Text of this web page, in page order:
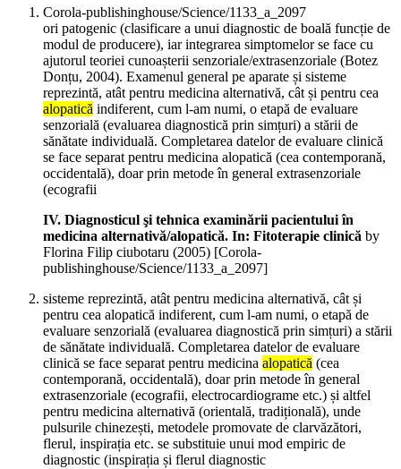
Corola-publishinghouse/Science/1133_a_2097
ori patogenic (clasificare a unui diagnostic de boală funcție de
modul de producere), iar integrarea simptomelor se face cu
ajutorul teoriei cunoașterii senzoriale/extrasenzoriale (Botez
Donțu, 2004). Examenul general pe aparate și sisteme
reprezintă, atât pentru medicina alternativă, cât și pentru cea
alopatică indiferent, cum l-am numi, o etapă de evaluare
senzorială (evaluarea diagnostică prin simțuri) a stării de
sănătate individuală. Completarea datelor de evaluare clinică
se face separat pentru medicina alopatică (cea contemporană,
occidentală), doar prin metode în general extrasenzoriale
(ecografii
IV. Diagnosticul şi tehnica examinării pacientului în
medicina alternativă/alopatică. In: Fitoterapie clinică by
Florina Filip ciubotaru (2005) [Corola-
publishinghouse/Science/1133_a_2097]
sisteme reprezintă, atât pentru medicina alternativă, cât și
pentru cea alopatică indiferent, cum l-am numi, o etapă de
evaluare senzorială (evaluarea diagnostică prin simțuri) a stării
de sănătate individuală. Completarea datelor de evaluare
clinică se face separat pentru medicina alopatică (cea
contemporană, occidentală), doar prin metode în general
extrasenzoriale (ecografii, electrocardiograme etc.) și altfel
pentru medicina alternativă (orientală, tradițională), unde
pulsurile chinezești, metodele promovate de clarvăzători,
flerul, inspirația etc. se substituie unui mod empiric de
diagnostic (inspirația și flerul diagnostic